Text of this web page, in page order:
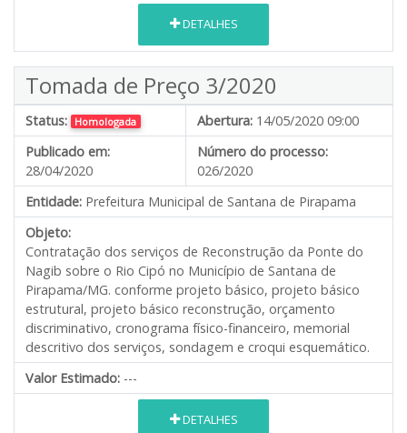
DETALHES
Tomada de Preço 3/2020
Status: Homologada Abertura: 14/05/2020 09:00
Publicado em:
28/04/2020
Número do processo:
026/2020
Entidade: Prefeitura Municipal de Santana de Pirapama
Objeto:
Contratação dos serviços de Reconstrução da Ponte do
Nagib sobre o Rio Cipó no Município de Santana de
Pirapama/MG. conforme projeto básico, projeto básico
estrutural, projeto básico reconstrução, orçamento
discriminativo, cronograma físico-financeiro, memorial
descritivo dos serviços, sondagem e croqui esquemático.
Valor Estimado: ---
DETALHES